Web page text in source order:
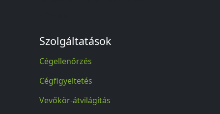
Szolgáltatások
Cégellenőrzés
Cégfigyeltetés
Vevőkör-átvilágítás